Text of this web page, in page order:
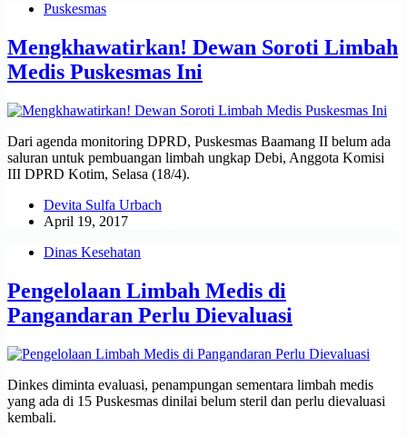
Puskesmas
Mengkhawatirkan! Dewan Soroti Limbah
Medis Puskesmas Ini
Dari agenda monitoring DPRD, Puskesmas Baamang II belum ada
saluran untuk pembuangan limbah ungkap Debi, Anggota Komisi
III DPRD Kotim, Selasa (18/4).
Devita Sulfa Urbach
April 19, 2017
Dinas Kesehatan
Pengelolaan Limbah Medis di
Pangandaran Perlu Dievaluasi
Dinkes diminta evaluasi, penampungan sementara limbah medis
yang ada di 15 Puskesmas dinilai belum steril dan perlu dievaluasi
kembali.